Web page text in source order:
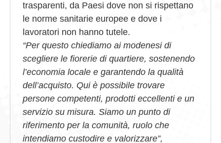
trasparenti, da Paesi dove non si rispettano
le norme sanitarie europee e dove i
lavoratori non hanno tutele.
“Per questo chiediamo ai modenesi di
scegliere le fiorerie di quartiere, sostenendo
l’economia locale e garantendo la qualità
dell’acquisto. Qui è possibile trovare
persone competenti, prodotti eccellenti e un
servizio su misura. Siamo un punto di
riferimento per la comunità, ruolo che
intendiamo custodire e valorizzare”,